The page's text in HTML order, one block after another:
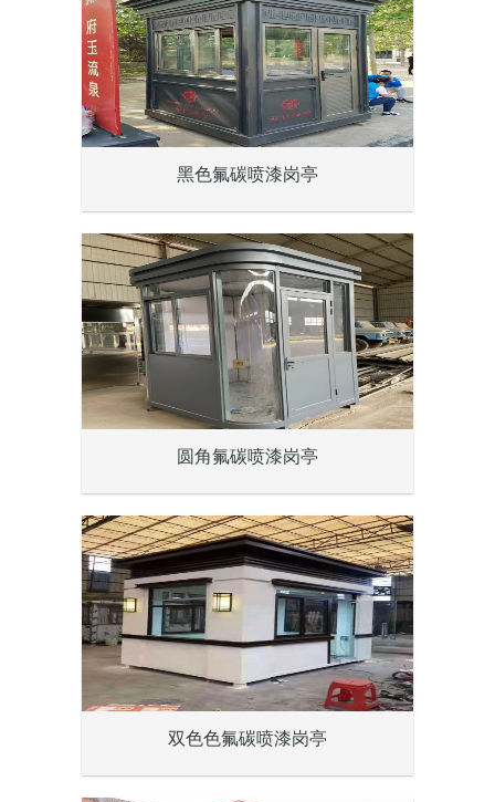
黑色氟碳喷漆岗亭
圆角氟碳喷漆岗亭
双色色氟碳喷漆岗亭